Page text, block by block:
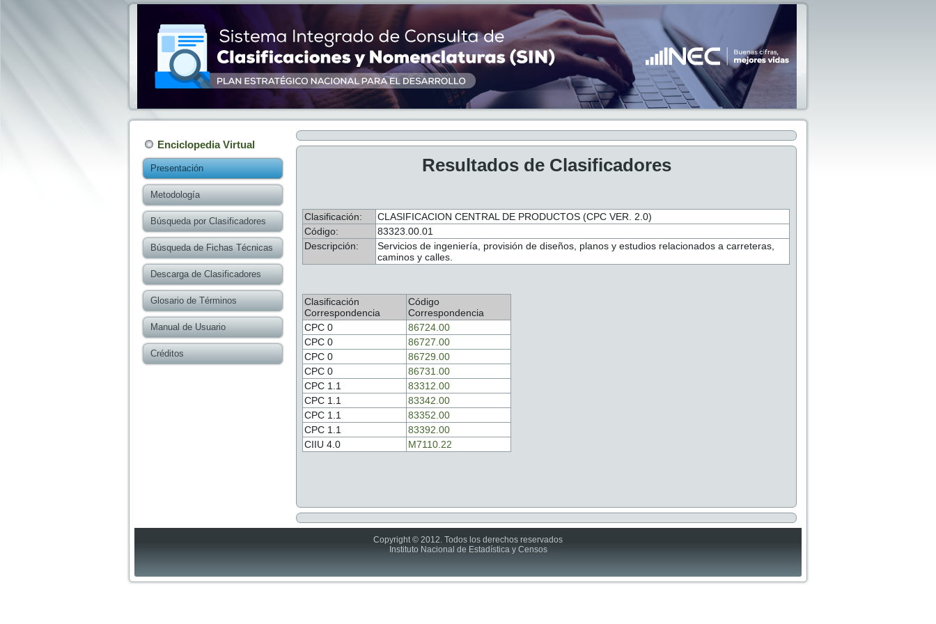
Enciclopedia Virtual
Presentación
Metodología
Búsqueda por Clasificadores
Búsqueda de Fichas Técnicas
Descarga de Clasificadores
Glosario de Términos
Manual de Usuario
Créditos
Resultados de Clasificadores
Clasificación:
CLASIFICACION CENTRAL DE PRODUCTOS (CPC VER. 2.0)
Código:
83323.00.01
Descripción:
Servicios de ingeniería, provisión de diseños, planos y estudios relacionados a carreteras,
caminos y calles.
Clasificación
Correspondencia
Código
Correspondencia
CPC 0
86724.00
CPC 0
86727.00
CPC 0
86729.00
CPC 0
86731.00
CPC 1.1
83312.00
CPC 1.1
83342.00
CPC 1.1
83352.00
CPC 1.1
83392.00
CIIU 4.0
M7110.22
Copyright © 2012. Todos los derechos reservados
Instituto Nacional de Estadística y Censos